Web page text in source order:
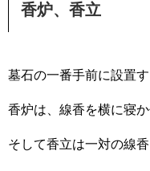
香炉、香立
墓石の一番手前に設置
香炉は、線香を横に寝
そして香立は一対の線